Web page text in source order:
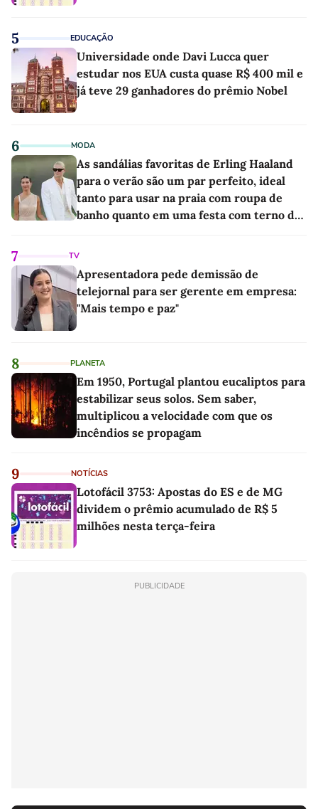
5 EDUCAÇÃO
Universidade onde Davi Lucca quer
estudar nos EUA custa quase R$ 400 mil e
já teve 29 ganhadores do prêmio Nobel
6 MODA
As sandálias favoritas de Erling Haaland
para o verão são um par perfeito, ideal
tanto para usar na praia com roupa de
banho quanto em uma festa com terno de
7 TV
Apresentadora pede demissão de
telejornal para ser gerente em empresa:
"Mais tempo e paz"
8 PLANETA
Em 1950, Portugal plantou eucaliptos para
estabilizar seus solos. Sem saber,
multiplicou a velocidade com que os
incêndios se propagam
9 NOTÍCIAS
Lotofácil 3753: Apostas do ES e de MG
dividem o prêmio acumulado de R$ 5
milhões nesta terça-feira
PUBLICIDADE